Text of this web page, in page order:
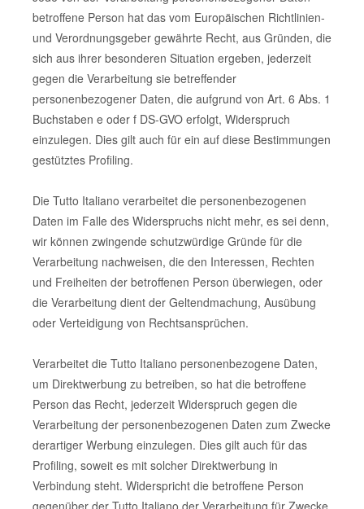
betroffene Person hat das vom Europäischen Richtlinien-
und Verordnungsgeber gewährte Recht, aus Gründen, die
sich aus ihrer besonderen Situation ergeben, jederzeit
gegen die Verarbeitung sie betreffender
personenbezogener Daten, die aufgrund von Art. 6 Abs. 1
Buchstaben e oder f DS-GVO erfolgt, Widerspruch
einzulegen. Dies gilt auch für ein auf diese Bestimmungen
gestütztes Profiling.
Die Tutto Italiano verarbeitet die personenbezogenen
Daten im Falle des Widerspruchs nicht mehr, es sei denn,
wir können zwingende schutzwürdige Gründe für die
Verarbeitung nachweisen, die den Interessen, Rechten
und Freiheiten der betroffenen Person überwiegen, oder
die Verarbeitung dient der Geltendmachung, Ausübung
oder Verteidigung von Rechtsansprüchen.
Verarbeitet die Tutto Italiano personenbezogene Daten,
um Direktwerbung zu betreiben, so hat die betroffene
Person das Recht, jederzeit Widerspruch gegen die
Verarbeitung der personenbezogenen Daten zum Zwecke
derartiger Werbung einzulegen. Dies gilt auch für das
Profiling, soweit es mit solcher Direktwerbung in
Verbindung steht. Widerspricht die betroffene Person
gegenüber der Tutto Italiano der Verarbeitung für Zwecke